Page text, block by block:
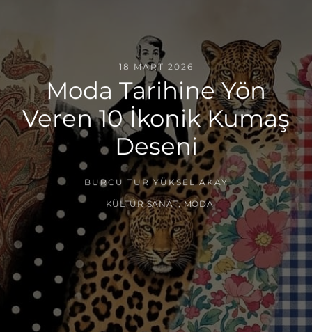
18 MART 2026
Moda Tarihine Yön
Veren 10 İkonik Kumaş
Deseni
BURCU TUR YÜKSEL AKAY
KÜLTÜR SANAT,MODA